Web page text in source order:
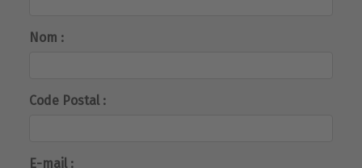
Nom :
Code Postal :
E-mail :